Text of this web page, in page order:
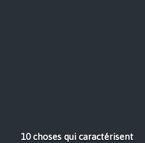
10 choses qui caractérisent